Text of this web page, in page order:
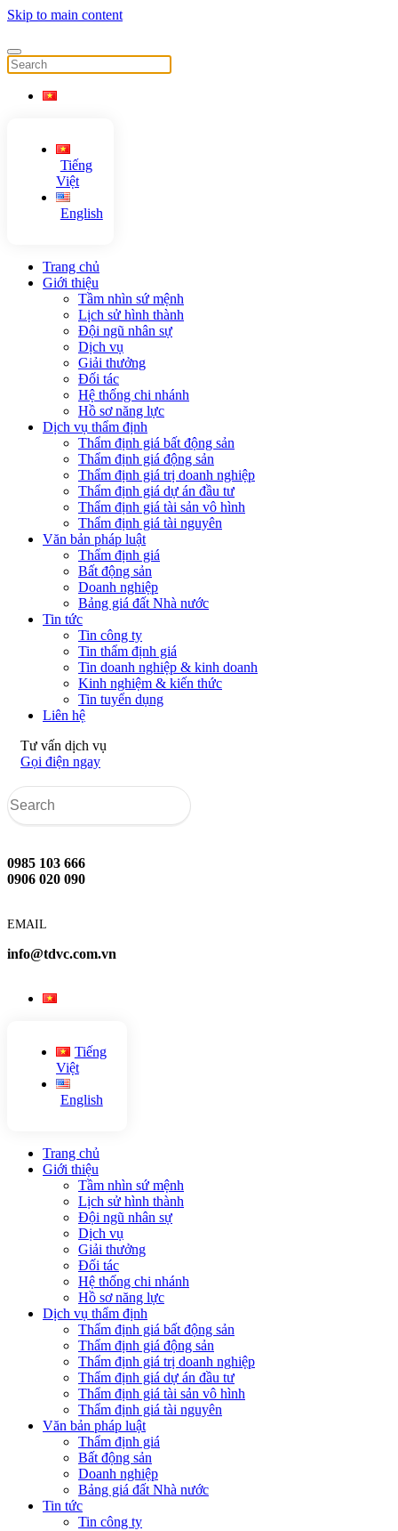
Skip to main content
Tiếng
Việt
English
Trang chủ
Giới thiệu
Tầm nhìn sứ mệnh
Lịch sử hình thành
Đội ngũ nhân sự
Dịch vụ
Giải thưởng
Đối tác
Hệ thống chi nhánh
Hồ sơ năng lực
Dịch vụ thẩm định
Thẩm định giá bất động sản
Thẩm định giá động sản
Thẩm định giá trị doanh nghiệp
Thẩm định giá dự án đầu tư
Thẩm định giá tài sản vô hình
Thẩm định giá tài nguyên
Văn bản pháp luật
Thẩm định giá
Bất động sản
Doanh nghiệp
Bảng giá đất Nhà nước
Tin tức
Tin công ty
Tin thẩm định giá
Tin doanh nghiệp & kinh doanh
Kinh nghiệm & kiến thức
Tin tuyển dụng
Liên hệ
Tư vấn dịch vụ
Gọi điện ngay
0985 103 666
0906 020 090
EMAIL
info@tdvc.com.vn
Tiếng
Việt
English
Trang chủ
Giới thiệu
Tầm nhìn sứ mệnh
Lịch sử hình thành
Đội ngũ nhân sự
Dịch vụ
Giải thưởng
Đối tác
Hệ thống chi nhánh
Hồ sơ năng lực
Dịch vụ thẩm định
Thẩm định giá bất động sản
Thẩm định giá động sản
Thẩm định giá trị doanh nghiệp
Thẩm định giá dự án đầu tư
Thẩm định giá tài sản vô hình
Thẩm định giá tài nguyên
Văn bản pháp luật
Thẩm định giá
Bất động sản
Doanh nghiệp
Bảng giá đất Nhà nước
Tin tức
Tin công ty